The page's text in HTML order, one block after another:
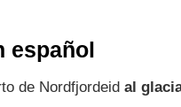
español
de Nordfjordeid al